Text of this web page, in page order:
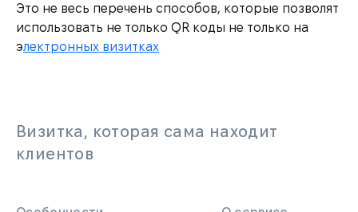
Это не весь перечень способов, которые позволят
использовать не только QR коды не только на
электронных визитках
Визитка, которая сама находит
клиентов